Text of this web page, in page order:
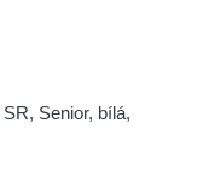
Senior, bílá,